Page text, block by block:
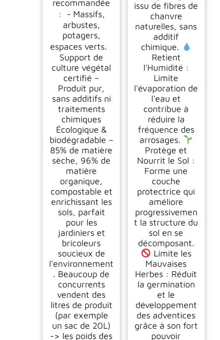
recommandée
: - Massifs,
arbustes,
potagers,
espaces verts.
Support de
culture végétal
certifié –
Produit pur,
sans additifs ni
traitements
chimiques
Écologique &
biodégradable –
85% de matière
sèche, 96% de
matière
organique,
compostable et
enrichissant les
sols, parfait
pour les
jardiniers et
bricoleurs
soucieux de
l'environnement
. Beaucoup de
concurrents
vendent des
litres de produit
(par exemple
un sac de 20L)
-> les poids des
Massifs, Arbres et
Arbustes - Fabriqué
en France (2.5KG)
issu de fibres de
chanvre
naturelles, sans
additif
chimique.
Retient
l'Humidité :
Limite
l'évaporation de
l'eau et
contribue à
réduire la
fréquence des
arrosages.
Protège et
Nourrit le Sol :
Forme une
couche
protectrice qui
améliore
progressivemen
t la structure du
sol en se
décomposant.
Limite les
Mauvaises
Herbes : Réduit
la germination
et le
développement
des adventices
grâce à son fort
pouvoir